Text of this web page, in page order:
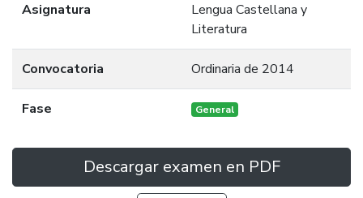
Asignatura
Lengua Castellana y
Literatura
Convocatoria Ordinaria de 2014
Fase General
Descargar examen en PDF